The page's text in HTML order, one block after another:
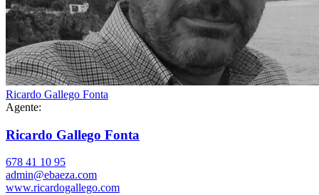
Ricardo Gallego Fonta
Agente:
Ricardo Gallego Fonta
678 41 10 95
admin@ebaeza.com
www.ricardogallego.com